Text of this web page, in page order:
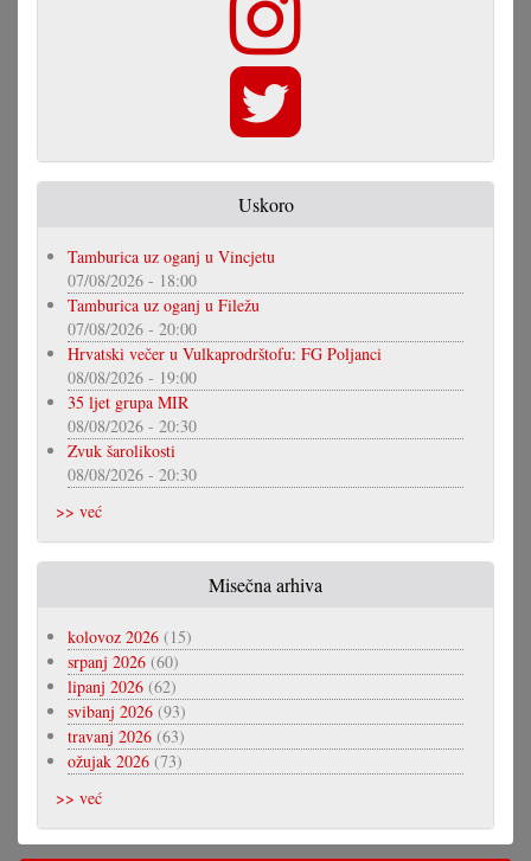
Uskoro
Tamburica uz oganj u Vincjetu
07/08/2026 - 18:00
Tamburica uz oganj u Filežu
07/08/2026 - 20:00
Hrvatski večer u Vulkaprodrštofu: FG Poljanci
08/08/2026 - 19:00
35 ljet grupa MIR
08/08/2026 - 20:30
Zvuk šarolikosti
08/08/2026 - 20:30
>> već
Misečna arhiva
kolovoz 2026 (15)
srpanj 2026 (60)
lipanj 2026 (62)
svibanj 2026 (93)
travanj 2026 (63)
ožujak 2026 (73)
>> već